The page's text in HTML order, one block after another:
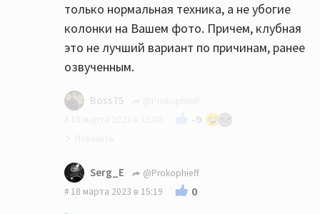
только нормальная техника, а не убогие
колонки на Вашем фото. Причем, клубная
это не лучший вариант по причинам, ранее
озвученным.
Boss75
-9
осуществимо ли скорректировать
действующий сетап таким образом,
Serg_E
@Prokophieff
18 марта 2023 в 15:19
0